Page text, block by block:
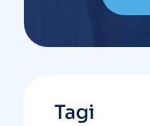
Tagi